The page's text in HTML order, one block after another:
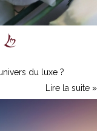
du luxe ?
Lire la suite »